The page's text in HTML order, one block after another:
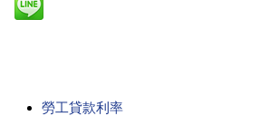
勞工貸款利率